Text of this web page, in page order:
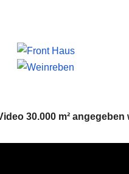
30.000 m²